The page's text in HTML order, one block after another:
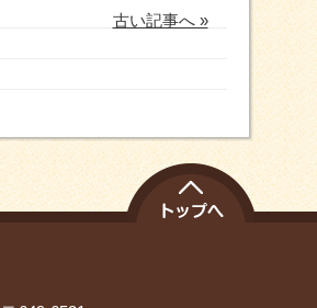
古い記事へ »